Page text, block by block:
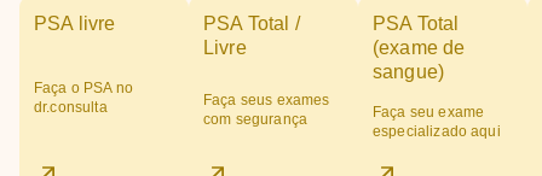
PSA livre
Faça o PSA no
dr.consulta
PSA Total /
Livre
Faça seus exames
com segurança
PSA Total
(exame de
sangue)
Faça seu exame
especializado aqui